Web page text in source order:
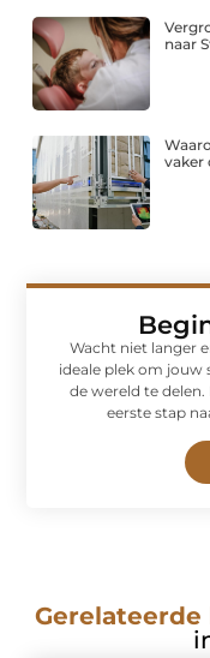
naar
vaker
Wacht niet langer
ideale plek om
de wereld te
eerste stap